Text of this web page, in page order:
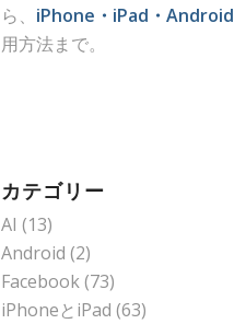
ら、 iPhone・iPad・Android
用方法まで。
カテゴリー
AI (13)
Android (2)
Facebook(73)
iPhoneとiPad (63)